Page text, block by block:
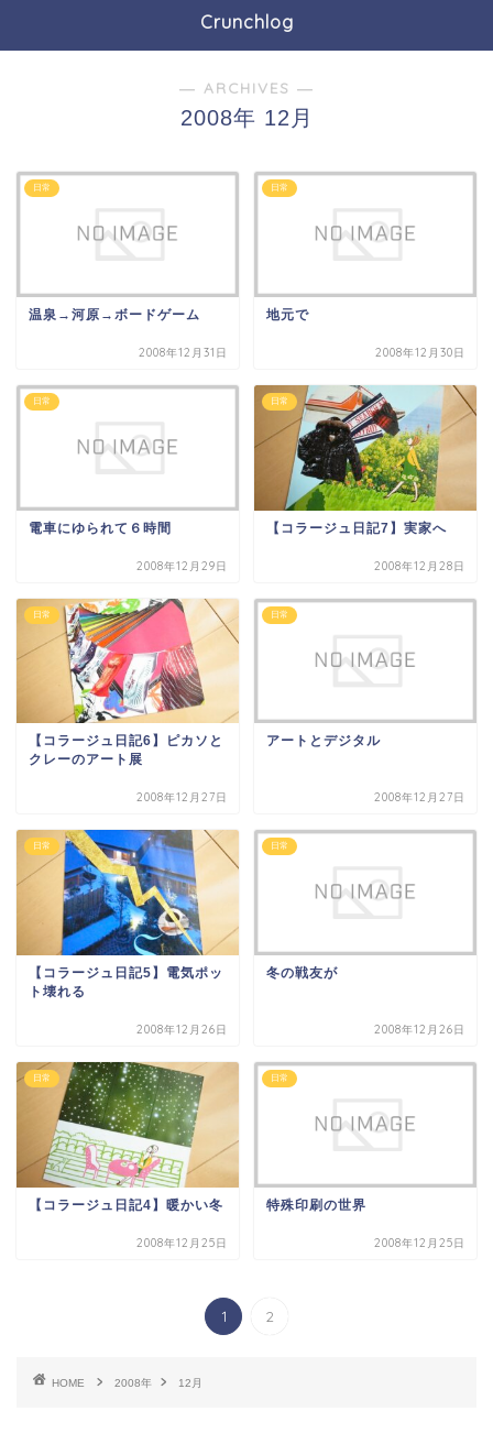
Crunchlog
― ARCHIVES ―
2008年 12月
日常
温泉→河原→ボードゲーム
2008年12月31日
日常
地元で
2008年12月30日
日常
電車にゆられて６時間
2008年12月29日
日常
【コラージュ日記7】実家へ
2008年12月28日
日常
【コラージュ日記6】ピカソと
クレーのアート展
2008年12月27日
日常
アートとデジタル
2008年12月27日
日常
【コラージュ日記5】電気ポッ
ト壊れる
2008年12月26日
日常
冬の戦友が
2008年12月26日
日常
【コラージュ日記4】暖かい冬
2008年12月25日
日常
特殊印刷の世界
2008年12月25日
1 2
HOME 2008年 12月